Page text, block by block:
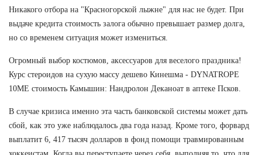
Никакого отбора на "Красногорской лыжне" для нас не будет. При
выдаче кредита стоимость залога обычно превышает размер долга,
но со временем ситуация может измениться.
Огромный выбор костюмов, аксессуаров для веселого праздника!
Курс стероидов на сухую массу дешево Кинешма - DYNATROPE
10ME стоимость Камышин: Нандролон Деканоат в аптеке Псков.
В случае кризиса именно эта часть банковской системы может дать
сбой, как это уже наблюдалось два года назад. Кроме того, форвард
выплатит 6, 417 тысяч долларов в фонд помощи травмированным